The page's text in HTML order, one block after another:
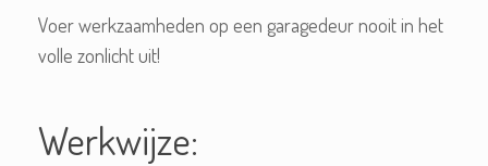
Voer werkzaamheden op een garagedeur nooit in het
volle zonlicht uit!
Werkwijze: